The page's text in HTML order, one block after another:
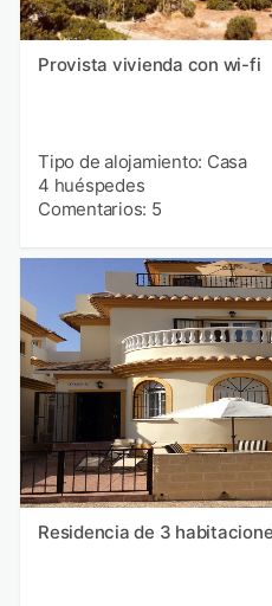
Provista vivienda con wi-fi
Tipo de alojamiento: Casa
4 huéspedes
Comentarios: 5
Residencia de 3